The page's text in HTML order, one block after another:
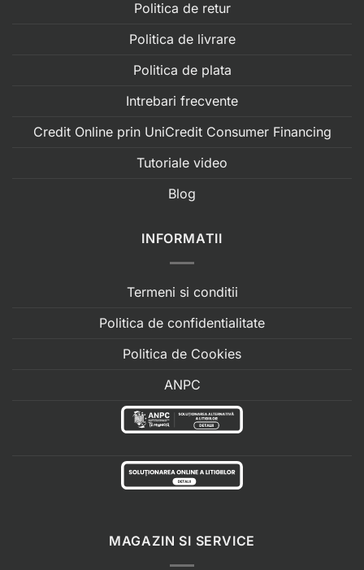
Politica de retur
Politica de livrare
Politica de plata
Intrebari frecvente
Credit Online prin UniCredit Consumer Financing
Tutoriale video
Blog
INFORMATII
Termeni si conditii
Politica de confidentialitate
Politica de Cookies
ANPC
MAGAZIN SI SERVICE